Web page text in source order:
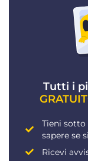
Tutti i
Tieni
sapere se
Ricevi